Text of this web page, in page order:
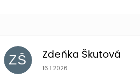
ZŠ Zdeňka Škutová
Hodnocení obchodu je 5 z 5
16.1.2026